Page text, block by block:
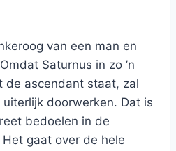
van een man en
Saturnus in zo ’n
de ascendant staat, zal
doorwerken. Dat is
bedoelen in de
gaat over de hele